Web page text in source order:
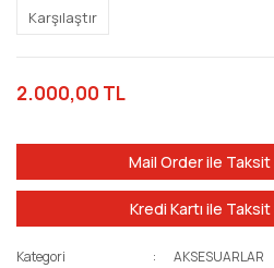
Karşılaştır
2.000,00 TL
Mail Order ile
Kredi Kartı ile
Kategori
AKSESUARLAR